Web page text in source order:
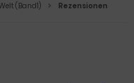
(Band1) Rezensionen